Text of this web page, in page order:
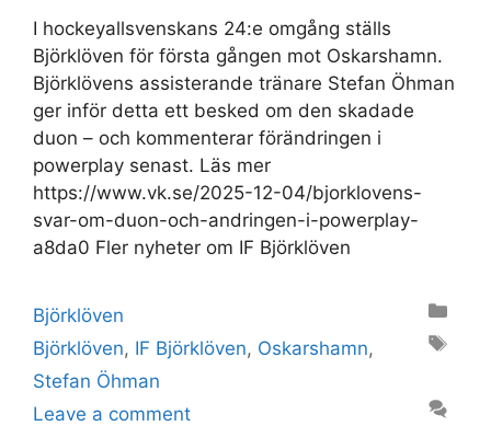
I hockeyallsvenskans 24:e omgång ställs
Björklöven för första gången mot Oskarshamn.
Björklövens assisterande tränare Stefan Öhman
ger inför detta ett besked om den skadade
duon – och kommenterar förändringen i
powerplay senast. Läs mer
https://www.vk.se/2025-12-04/bjorklovens-
svar-om-duon-och-andringen-i-powerplay-
a8da0 Fler nyheter om IF Björklöven
Categories
Björklöven
Tags
Björklöven, IF Björklöven, Oskarshamn,
Stefan Öhman
Leave a comment